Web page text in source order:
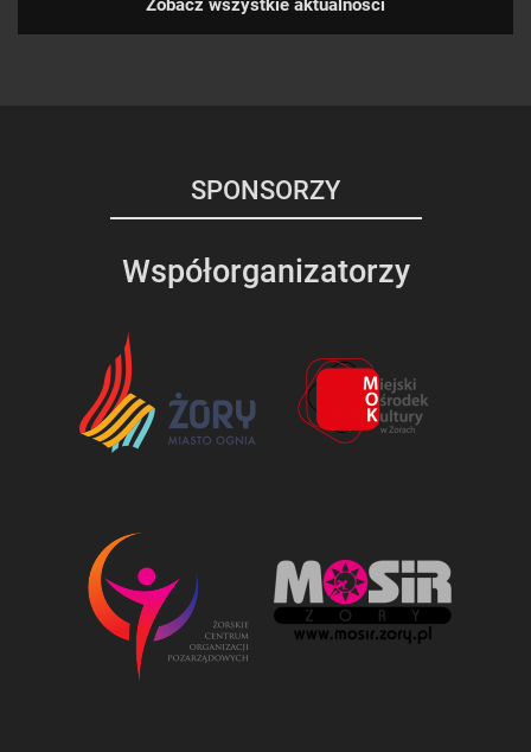
Zobacz wszystkie aktualności
SPONSORZY
Współorganizatorzy